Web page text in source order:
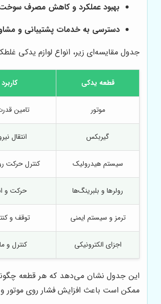
بهبود عملکرد و کاهش مصرف
دسترسی به خدمات پشتیبانی و
جدول مقایسه‌ای زیر، انواع لوازم یدکی
قطعه یدکی
موتور تامین
گیربکس انتقال
سیستم هیدرولیک کنترل حرکت
رولرها و بلبرینگ‌ها حرکت و
ترمز و سیستم ایمنی توقف و
اجزای الکترونیکی کنترل و
این جدول نشان می‌دهد که هر قطعه چگونه
ممکن است باعث افزایش فشار روی موتور